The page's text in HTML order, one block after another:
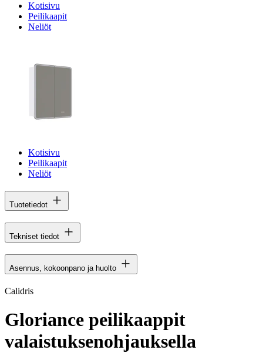
Kotisivu
Peilikaapit
Neliöt
Kotisivu
Peilikaapit
Neliöt
Tuotetiedot
Tekniset tiedot
Asennus, kokoonpano ja huolto
Calidris
Gloriance peilikaappit
valaistuksenohjauksella